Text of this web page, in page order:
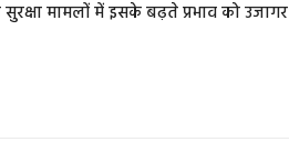
सुरक्षा मामलों में इसके बढ़ते प्रभाव को उजागर